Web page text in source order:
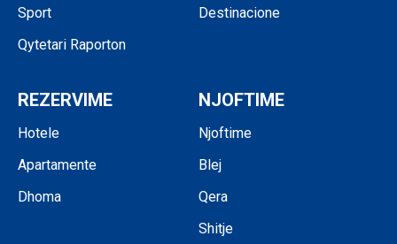
Sport
Qytetari Raporton
Destinacione
REZERVIME
Hotele
Apartamente
Dhoma
NJOFTIME
Njoftime
Blej
Qera
Shitje